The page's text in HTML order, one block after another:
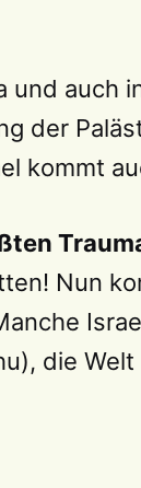
und auch
der
kommt
Nun
die